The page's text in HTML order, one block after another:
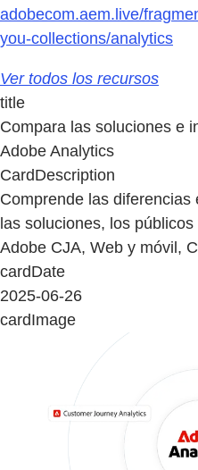
adobecom.aem.live/
you-collections/analytics
Ver todos los recursos
title
Compara las soluciones e
Adobe Analytics
CardDescription
Comprende las
las soluciones, los
Adobe CJA, Web y móvil,
cardDate
2025-06-26
cardImage